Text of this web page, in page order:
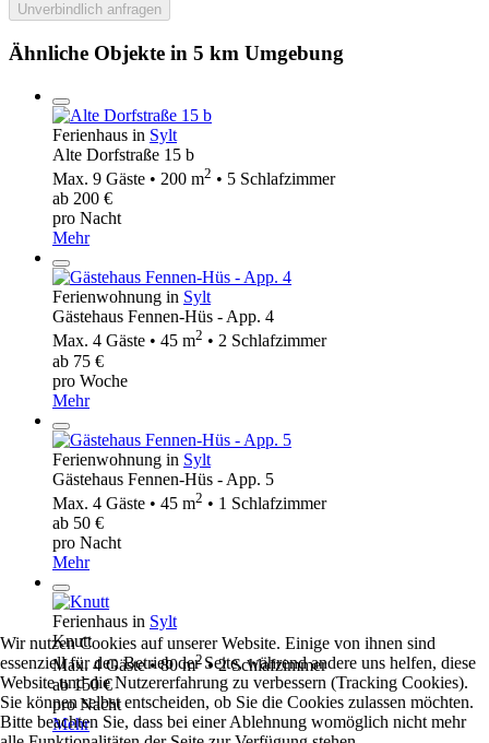
Unverbindlich anfragen
Ähnliche Objekte in 5 km Umgebung
Ferienhaus in Sylt
Alte Dorfstraße 15 b
Max. 9 Gäste • 200 m2 • 5 Schlafzimmer
ab 200 €
pro Nacht
Mehr
Ferienwohnung in Sylt
Gästehaus Fennen-Hüs - App. 4
Max. 4 Gäste • 45 m2 • 2 Schlafzimmer
ab 75 €
pro Woche
Mehr
Ferienwohnung in Sylt
Gästehaus Fennen-Hüs - App. 5
Max. 4 Gäste • 45 m2 • 1 Schlafzimmer
ab 50 €
pro Nacht
Mehr
Ferienhaus in Sylt
Knutt
Max. 4 Gäste • 80 m2 • 2 Schlafzimmer
ab 150 €
pro Nacht
Mehr
Wir nutzen Cookies auf unserer Website. Einige von ihnen sind
essenziell für den Betrieb der Seite, während andere uns helfen, diese
Website und die Nutzererfahrung zu verbessern (Tracking Cookies).
Sie können selbst entscheiden, ob Sie die Cookies zulassen möchten.
Bitte beachten Sie, dass bei einer Ablehnung womöglich nicht mehr